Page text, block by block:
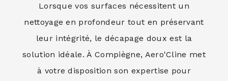
Lorsque vos surfaces nécessitent un
nettoyage en profondeur tout en préservant
leur intégrité, le décapage doux est la
solution idéale. À Compiègne, Aero'Cline met
à votre disposition son expertise pour